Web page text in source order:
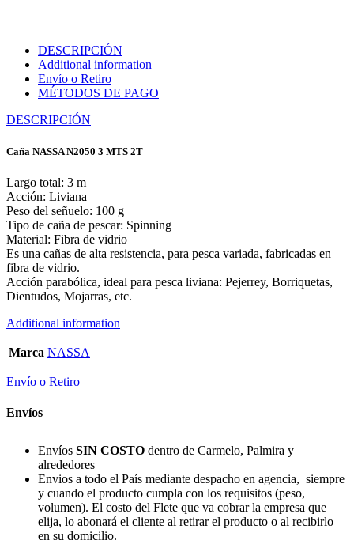
DESCRIPCIÓN
Additional information
Envío o Retiro
MÉTODOS DE PAGO
DESCRIPCIÓN
Caña NASSA N2050 3 MTS 2T
Largo total: 3 m
Acción: Liviana
Peso del señuelo: 100 g
Tipo de caña de pescar: Spinning
Material: Fibra de vidrio
Es una cañas de alta resistencia, para pesca variada, fabricadas en
fibra de vidrio.
Acción parabólica, ideal para pesca liviana: Pejerrey, Borriquetas,
Dientudos, Mojarras, etc.
Additional information
Marca NASSA
Envío o Retiro
Envíos
Envíos SIN COSTO dentro de Carmelo, Palmira y
alrededores
Envios a todo el País mediante despacho en agencia, siempre
y cuando el producto cumpla con los requisitos (peso,
volumen). El costo del Flete que va cobrar la empresa que
elija, lo abonará el cliente al retirar el producto o al recibirlo
en su domicilio.